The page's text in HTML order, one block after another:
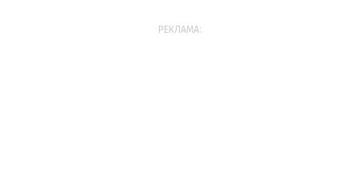
РЕКЛАМА: